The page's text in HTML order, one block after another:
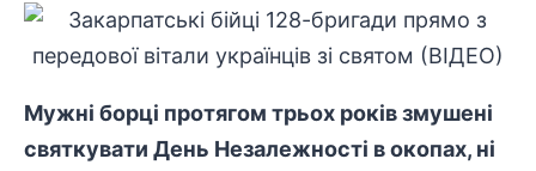
Мужні борці протягом трьох років змушені
святкувати День Незалежності в окопах, ні